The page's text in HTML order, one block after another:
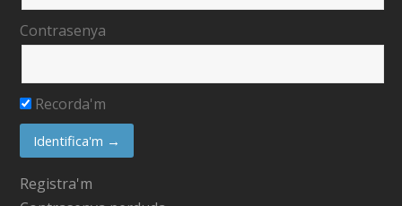
Contrasenya
Recorda'm
Registra'm